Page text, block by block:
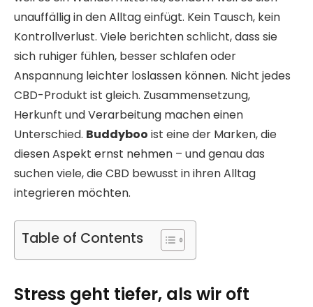
unauffällig in den Alltag einfügt. Kein Tausch, kein
Kontrollverlust. Viele berichten schlicht, dass sie
sich ruhiger fühlen, besser schlafen oder
Anspannung leichter loslassen können. Nicht jedes
CBD-Produkt ist gleich. Zusammensetzung,
Herkunft und Verarbeitung machen einen
Unterschied. Buddyboo ist eine der Marken, die
diesen Aspekt ernst nehmen – und genau das
suchen viele, die CBD bewusst in ihren Alltag
integrieren möchten.
Table of Contents
Stress geht tiefer, als wir oft